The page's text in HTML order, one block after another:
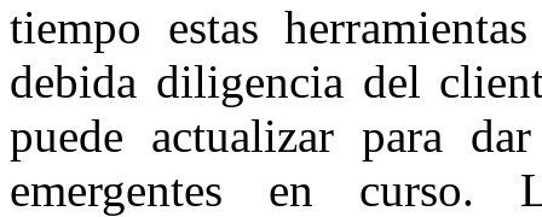
tiempo estas
debida diligencia del
puede actualizar para
emergentes en curso.